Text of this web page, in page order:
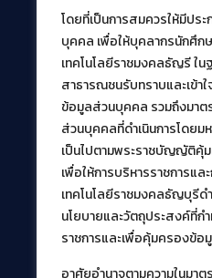
โดยที่เป็นการสมควรให้มีปร
บุคคล เพื่อให้บุคลากรนักศึก
เทคโนโลยีราชมงคลธัญรี ใ
สาธารณชนรับทราบและเข้า
ข้อมูลส่วนบุคคล รวมถึงมา
ส่วนบุคคลที่ดำเนินการโดยม
เป็นไปตามพระราชบัญญัติ
เพื่อให้การบริหารราชการแล
เทคโนโลยีราชมงคลธัญบุรีด
นโยบายและวัตถุประสงค์ที่ก
ราชการและเพื่อคุ้มครองข้
อาศัยอำนาจตามความในม
สำนักวิทยบริการและ
มหาวิทยาลัยเทคโนโ
39 หมู่ที่ 1 ตำบลคลอ
ปทุมธานี 12120
เผยแพร่ข้อมูลโดย.บุค
สร้างและพัฒนาโดย.
ฝ่ายพัฒนาและเผยแพ